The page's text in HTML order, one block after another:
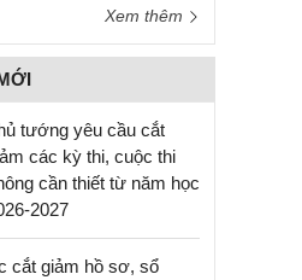
Xem thêm
tướng yêu cầu cắt
các kỳ thi, cuộc thi
cần thiết từ năm học
2027
cắt giảm hồ sơ, sổ